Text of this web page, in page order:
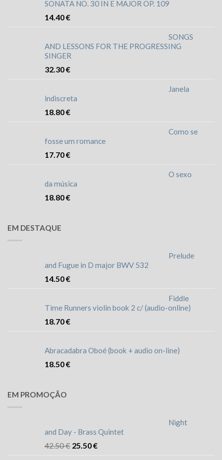
SONATA NO. 30 IN E MAJOR OP. 109
14.40€
SONGS
AND LESSONS FOR THE PROGRESSING
SINGER
32.30€
Janela
indiscreta
18.80€
Como se
fosse um romance
17.70€
O sexo
da música
18.80€
EM DESTAQUE
Prelude
and Fugue in D major BWV 532
14.50€
Fiddle
Time Runners violin book 2 c/ (audio-online)
18.70€
Abracadabra Oboé (book + audio on-line)
18.50€
EM PROMOÇÃO
Night
and Day - Brass Quintet
42.50€ 25.50€